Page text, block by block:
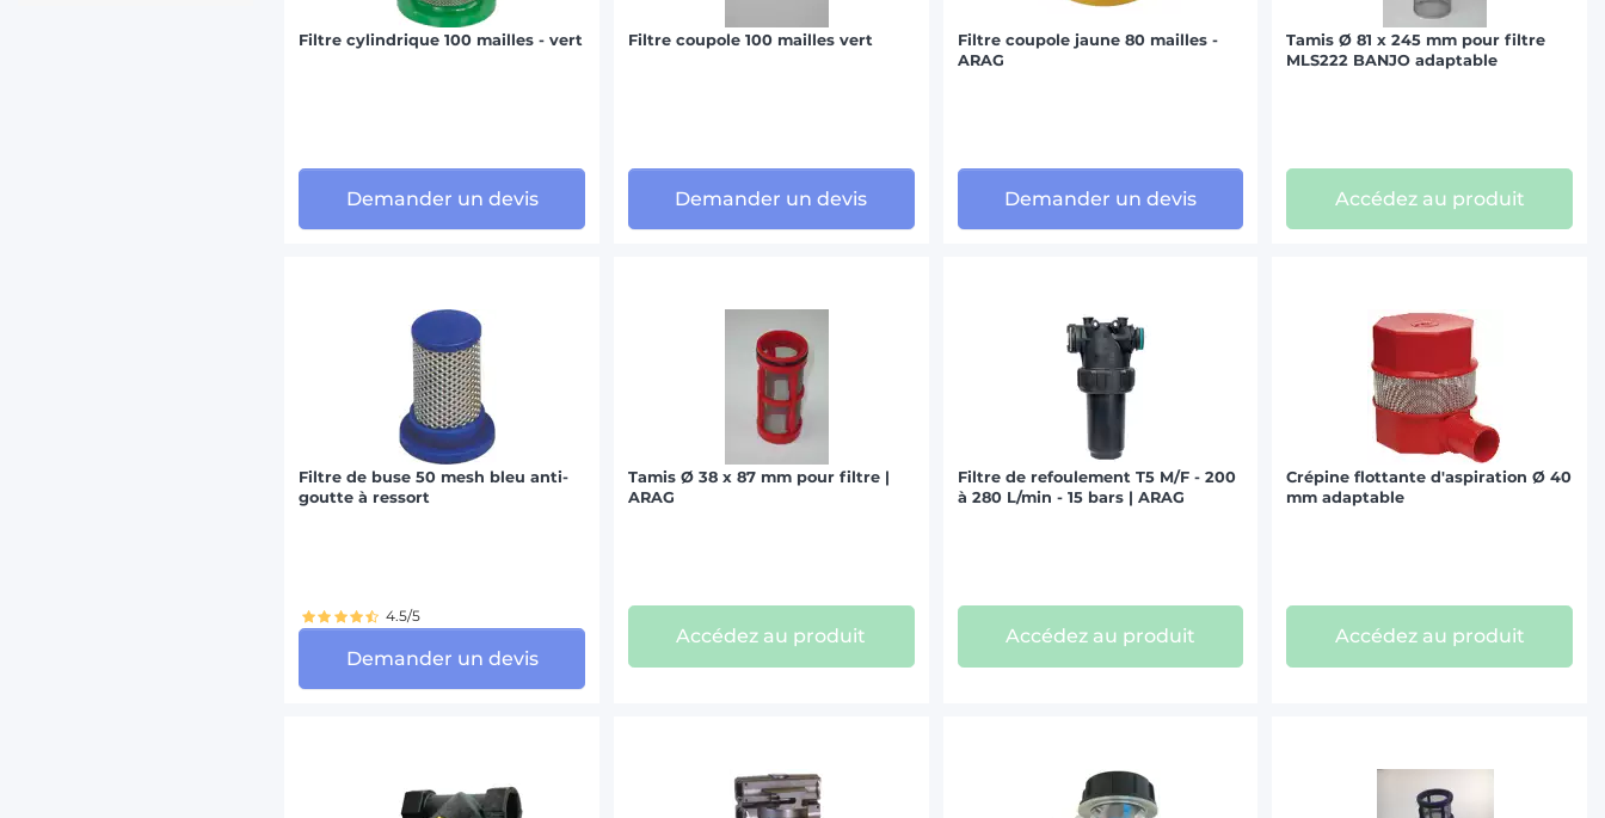
Filtre cylindrique 100 mailles - vert
Demander un devis
Filtre coupole 100 mailles vert
Demander un devis
Filtre coupole jaune 80 mailles -
ARAG
Demander un devis
Tamis Ø 81 x 245 mm pour filtre
MLS222 BANJO adaptable
Accédez au produit
Filtre de buse 50 mesh bleu anti-
goutte à ressort
4.5/5
Demander un devis
Tamis Ø 38 x 87 mm pour filtre |
ARAG
Accédez au produit
Filtre de refoulement T5 M/F - 200
à 280 L/min - 15 bars | ARAG
Accédez au produit
Crépine flottante d'aspiration Ø 40
mm adaptable
Accédez au produit